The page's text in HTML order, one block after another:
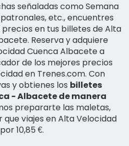
señaladas como Semana
etc., encuentres
en tus billetes de Alta
Reserva y adquiere
Cuenca Albacete a
de los mejores precios
en Trenes.com. Con
y obtienes los billetes
- Albacete de manera
prepararte las maletas,
viajes en Alta Velocidad
10,85 €.